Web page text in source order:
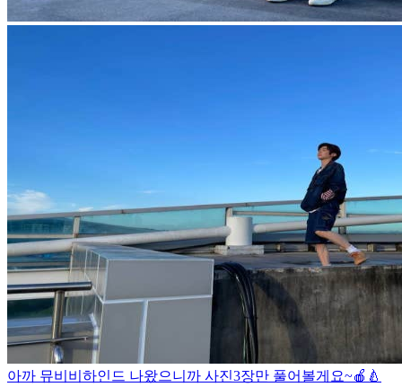
아까 뮤비비하인드 나왔으니까 사진3장만 풀어볼게요~🍎🍐